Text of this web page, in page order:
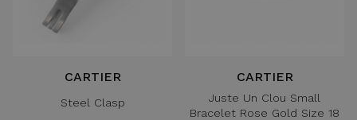
CARTIER
Steel Clasp
CARTIER
Juste Un Clou Small
Bracelet Rose Gold Size 18